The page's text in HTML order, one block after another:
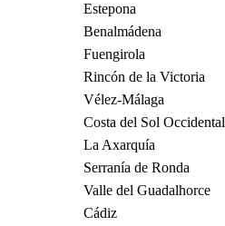
Estepona
Benalmádena
Fuengirola
Rincón de la Victoria
Vélez-Málaga
Costa del Sol Occidental
La Axarquía
Serranía de Ronda
Valle del Guadalhorce
Cádiz